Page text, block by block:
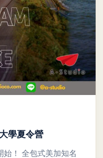
學夏令營
始！ 全包式美加知名